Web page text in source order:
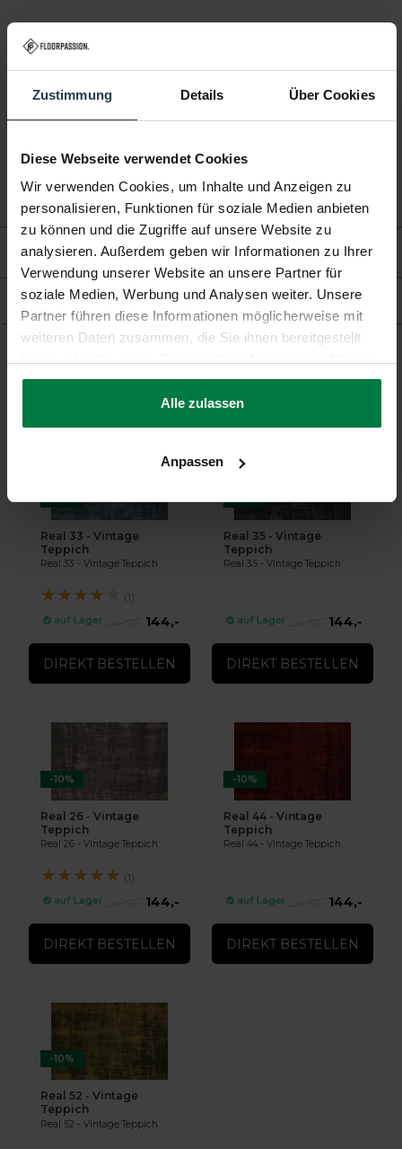
Zustimmung Details Über Cookies
Diese Webseite verwendet Cookies
Wir verwenden Cookies, um Inhalte und Anzeigen zu
personalisieren, Funktionen für soziale Medien anbieten
zu können und die Zugriffe auf unsere Website zu
analysieren. Außerdem geben wir Informationen zu Ihrer
Verwendung unserer Website an unsere Partner für
soziale Medien, Werbung und Analysen weiter. Unsere
Partner führen diese Informationen möglicherweise mit
weiteren Daten zusammen, die Sie ihnen bereitgestellt
gesammelt haben.
Alle zulassen
Anpassen
Bewertungen
Produkt
Produktionstechnik: Jacquard-Gewebt
Garantie: 2 Jahre
Fußbodenheizung: Geeignet
Ergänzende Produkte
-10%
Real 33 - Vintage
Teppich
Real 33 - Vintage Teppich
★★★★ (1)
auf Lager 144,-
DIREKT BESTELLEN
-10%
Real 35 - Vintage
Teppich
Real 35 - Vintage Teppich
auf Lager 144,-
DIREKT BESTELLEN
-10%
Real 26 - Vintage
Teppich
Real 26 - Vintage Teppich
★★★★★ (1)
auf Lager 144,-
DIREKT BESTELLEN
-10%
Real 44 - Vintage
Teppich
Real 44 - Vintage Teppich
auf Lager 144,-
DIREKT BESTELLEN
-10%
Real 52 - Vintage
Teppich
Real 52 - Vintage Teppich